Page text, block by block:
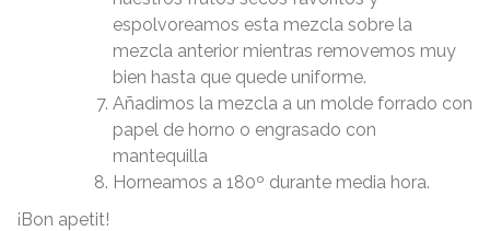
espolvoreamos esta mezcla sobre la
mezcla anterior mientras removemos muy
bien hasta que quede uniforme.
Añadimos la mezcla a un molde forrado con
papel de horno o engrasado con
mantequilla
Horneamos a 180º durante media hora.
¡Bon apetit!